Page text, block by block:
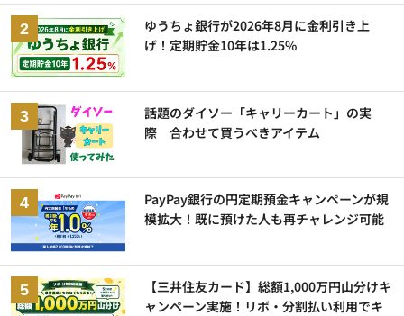
ゆうちょ銀行が2026年8月に金利引き上
げ！定期貯金10年は1.25%
話題のダイソー「キャリーカート」の実
際 合わせて買うべきアイテム
PayPay銀行の円定期預金キャンペーンが規
模拡大！既に預けた人も再チャレンジ可能
【三井住友カード】総額1,000万円山分けキ
ャンペーン実施！リボ・分割払い利用でキ